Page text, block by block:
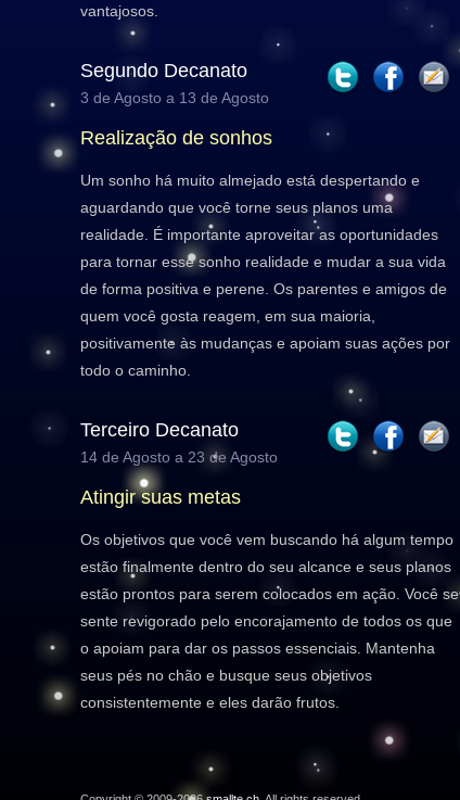
vantajosos.
Segundo Decanato
3 de Agosto a 13 de Agosto
Realização de sonhos
Um sonho há muito almejado está despertando e
aguardando que você torne seus planos uma
realidade. É importante aproveitar as oportunidades
para tornar esse sonho realidade e mudar a sua vida
de forma positiva e perene. Os parentes e amigos de
quem você gosta reagem, em sua maioria,
positivamente às mudanças e apoiam suas ações por
todo o caminho.
Terceiro Decanato
14 de Agosto a 23 de Agosto
Atingir suas metas
Os objetivos que você vem buscando há algum tempo
estão finalmente dentro do seu alcance e seus planos
estão prontos para serem colocados em ação. Você se
sente revigorado pelo encorajamento de todos os que
o apoiam para dar os passos essenciais. Mantenha
seus pés no chão e busque seus objetivos
consistentemente e eles darão frutos.